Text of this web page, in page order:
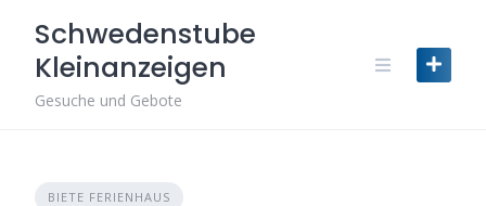
content
Schwedenstube
Kleinanzeigen
Gesuche und Gebote
BIETE FERIENHAUS